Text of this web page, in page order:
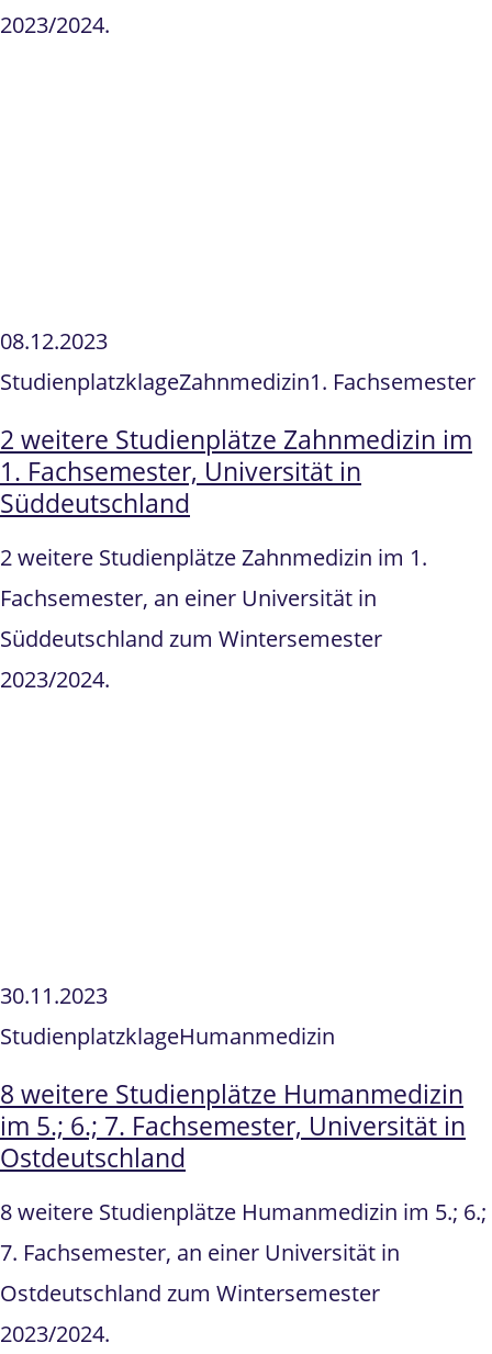
2023/2024.
08.12.2023
StudienplatzklageZahnmedizin1. Fachsemester
2 weitere Studienplätze Zahnmedizin im
1. Fachsemester, Universität in
Süddeutschland
2 weitere Studienplätze Zahnmedizin im 1.
Fachsemester, an einer Universität in
Süddeutschland zum Wintersemester
2023/2024.
30.11.2023
StudienplatzklageHumanmedizin
8 weitere Studienplätze Humanmedizin
im 5.; 6.; 7. Fachsemester, Universität in
Ostdeutschland
8 weitere Studienplätze Humanmedizin im 5.; 6.;
7. Fachsemester, an einer Universität in
Ostdeutschland zum Wintersemester
2023/2024.